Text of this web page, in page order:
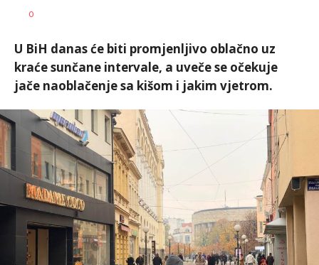
AUTOR
0
U BiH danas će biti promjenljivo oblačno uz
kraće sunčane intervale, a uveče se očekuje
jače naoblačenje sa kišom i jakim vjetrom.